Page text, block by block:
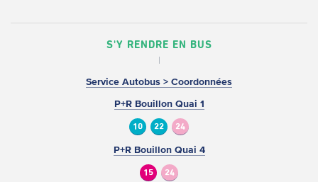
S'Y RENDRE EN BUS
Service Autobus > Coordonnées
P+R Bouillon Quai 1
10 22 24
P+R Bouillon Quai 4
15 24